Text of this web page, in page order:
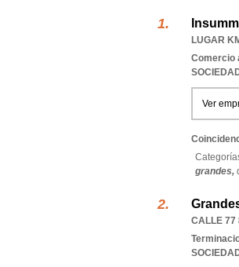
LUGAR
Comercio
Ver
grandes,
CALLE 77